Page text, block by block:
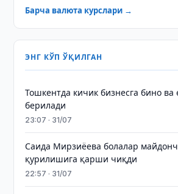
Барча валюта курслари →
ЭНГ КЎП ЎҚИЛГАН
Тошкентда кичик бизнесга бино ва
берилади
23:07 · 31/07
Саида Мирзиёева болалар
қурилишига қарши чиқди
22:57 · 31/07